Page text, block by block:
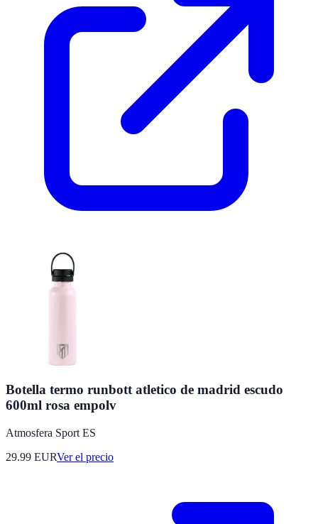
Botella termo runbott atletico de madrid escudo
600ml rosa empolv
Atmosfera Sport ES
29.99 EURVer el precio